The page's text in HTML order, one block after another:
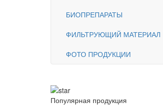
БИОПРЕПАРАТЫ
ФИЛЬТРУЮЩИЙ МАТЕРИАЛ
ФОТО ПРОДУКЦИИ
Популярная продукция